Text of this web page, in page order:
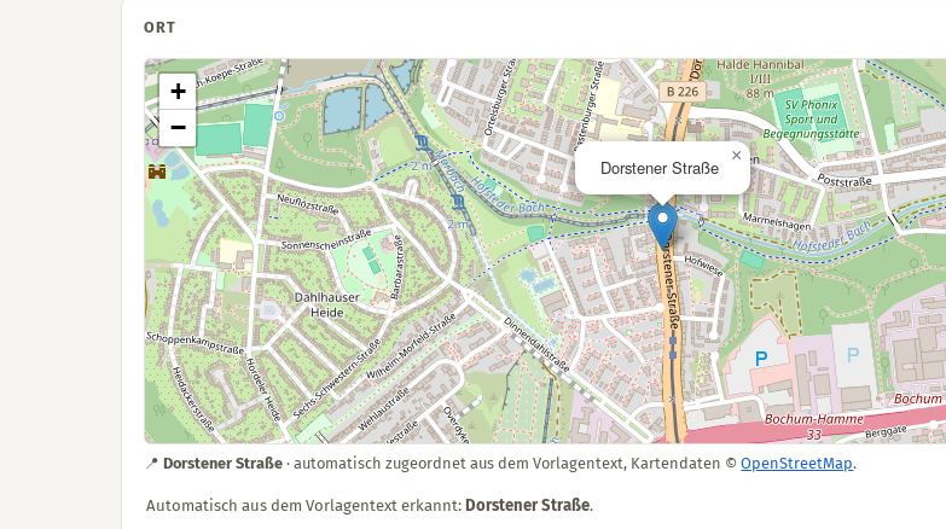
ORT
Dorstener Straße
×
+
−
📍Dorstener Straße · automatisch zugeordnet aus dem Vorlagentext, Kartendaten ©OpenStreetMap.
Automatisch aus dem Vorlagentext erkannt: Dorstener Straße.